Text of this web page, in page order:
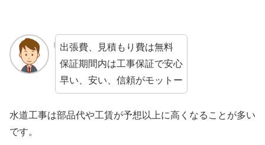
出張費、見積もり費は無料
保証期間内は工事保証で安心
早い、安い、信頼がモットー
水道工事は部品代や工賃が予想以上に高くなることが多い
です。